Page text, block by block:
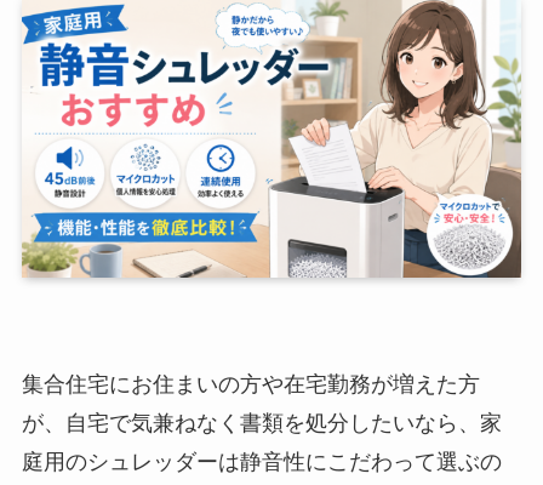
集合住宅にお住まいの方や在宅勤務が増えた方
が、自宅で気兼ねなく書類を処分したいなら、家
庭用のシュレッダーは静音性にこだわって選ぶの